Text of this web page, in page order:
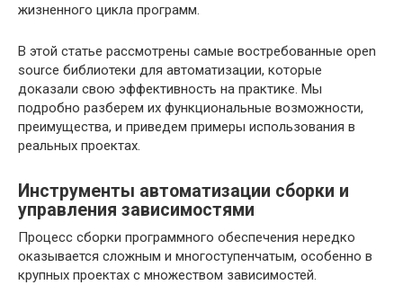
жизненного цикла программ.
В этой статье рассмотрены самые востребованные open
source библиотеки для автоматизации, которые
доказали свою эффективность на практике. Мы
подробно разберем их функциональные возможности,
преимущества, и приведем примеры использования в
реальных проектах.
Инструменты автоматизации сборки и
управления зависимостями
Процесс сборки программного обеспечения нередко
оказывается сложным и многоступенчатым, особенно в
крупных проектах с множеством зависимостей.